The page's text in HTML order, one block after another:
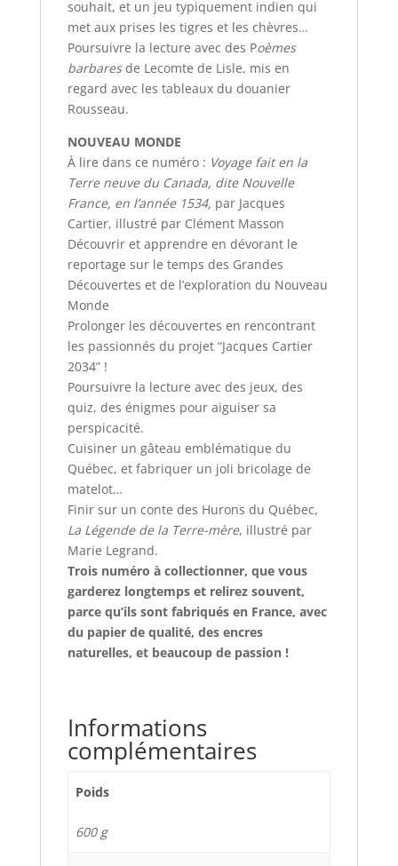
souhait, et un jeu typiquement indien qui
met aux prises les tigres et les chèvres…
Poursuivre la lecture avec des Poèmes
barbaresde Lecomte de Lisle, mis en
regard avec les tableaux du douanier
Rousseau.
NOUVEAU MONDE
À lire dans ce numéro : Voyage fait en la
Terre neuve du Canada, dite Nouvelle
France, en l’année 1534, par Jacques
Cartier, illustré par Clément Masson
Découvrir et apprendre en dévorant le
reportage sur le temps des Grandes
Découvertes et de l’exploration du Nouveau
Monde
Prolonger les découvertes en rencontrant
les passionnés du projet “Jacques Cartier
2034” !
Poursuivre la lecture avec des jeux, des
quiz, des énigmes pour aiguiser sa
perspicacité.
Cuisiner un gâteau emblématique du
Québec, et fabriquer un joli bricolage de
matelot…
Finir sur un conte des Hurons du Québec,
La Légende de la Terre-mère, illustré par
Marie Legrand.
Trois numéro à collectionner, que vous
garderez longtemps et relirez souvent,
parce qu’ils sont fabriqués en France, avec
du papier de qualité, des encres
naturelles, et beaucoup de passion !
Informations
complémentaires
Poids
600 g